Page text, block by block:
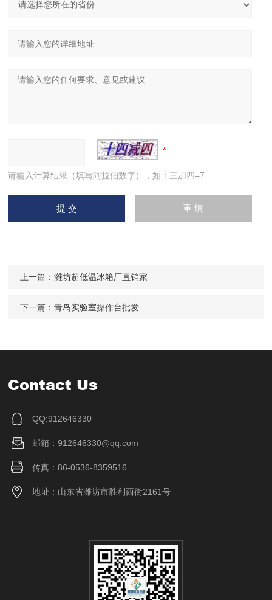
请输入计算结果（填写阿拉伯数字），如：三加四=7
上一篇：潍坊超低温冰箱厂直销家
下一篇：青岛实验室操作台批发
Contact Us
QQ:912646330
邮箱：912646330@qq.com
传真：86-0536-8359516
地址：山东省潍坊市胜利西街2161号